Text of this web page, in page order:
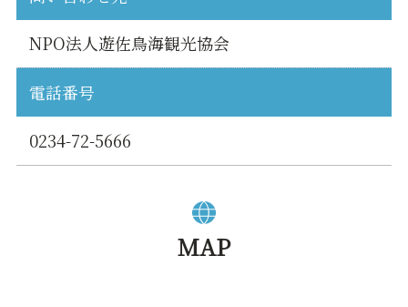
NPO法人遊佐鳥海観光協会
電話番号
0234-72-5666
MAP